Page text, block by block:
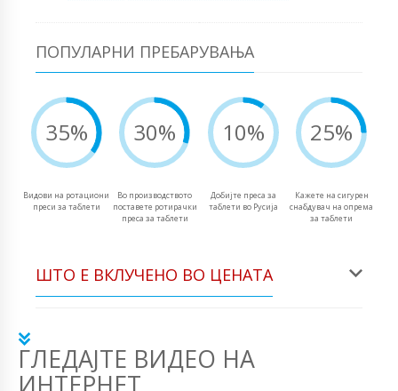
ПОПУЛАРНИ ПРЕБАРУВАЊА
35%
Видови на ротациони
преси за таблети
30%
Во производството
поставете ротирачки
преса за таблети
10%
Добијте преса за
таблети во Русија
25%
Кажете на сигурен
снабдувач на опрема
за таблети
ШТО Е ВКЛУЧЕНО ВО ЦЕНАТА
ГЛЕДАЈТЕ ВИДЕО НА